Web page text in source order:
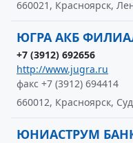
660021, Красноярск,
ЮГРА АКБ
+7 (3912) 692656
http://www.jugra.ru
факс +7 (3912) 694414
660012, Красноярск,
ЮНИАСТРУМ